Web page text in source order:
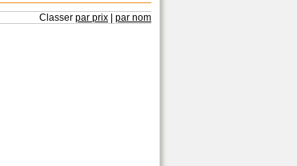
Classer par prix par nom